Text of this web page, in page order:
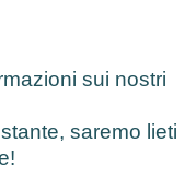
sui nostri
saremo lieti